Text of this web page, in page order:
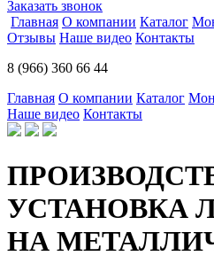
Заказать звонок
Главная О компании Каталог
Отзывы Наше видео Контакты
8 (966) 360 66 44
Главная О компании Каталог
Наше видео Контакты
УСТАНОВКА
НА